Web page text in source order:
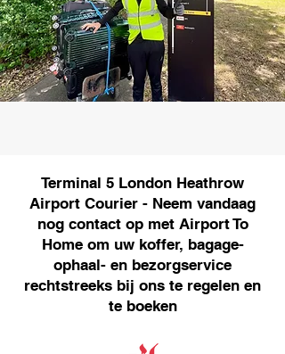
Terminal 5 London Heathrow
Airport Courier - Neem vandaag
nog contact op met Airport To
Home om uw koffer, bagage-
ophaal- en bezorgservice
rechtstreeks bij ons te regelen en
te boeken